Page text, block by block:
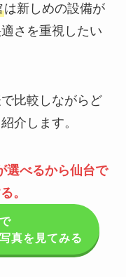
は新しめの設備が
さを重視したい
比較しながらど
介します。
選べるから仙台で
。
真を見てみる